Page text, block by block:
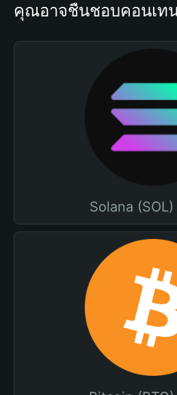
คุณอาจชื่นชอบคอนเท
Solana